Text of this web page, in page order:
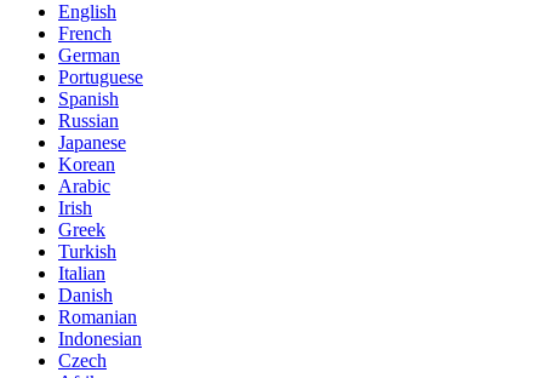
English
French
German
Portuguese
Spanish
Russian
Japanese
Korean
Arabic
Irish
Greek
Turkish
Italian
Danish
Romanian
Indonesian
Czech